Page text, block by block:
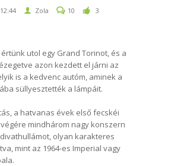
Zola 10 3
utol egy Grand Torinot, és a
azon kezdett el járni az
is a kedvenc autóm, aminek a
süllyesztették a lámpáit.
a hatvanas évek első fecskéi
mindhárom nagy konszern
olyan karakteres
mint az 1964-es Imperial vagy